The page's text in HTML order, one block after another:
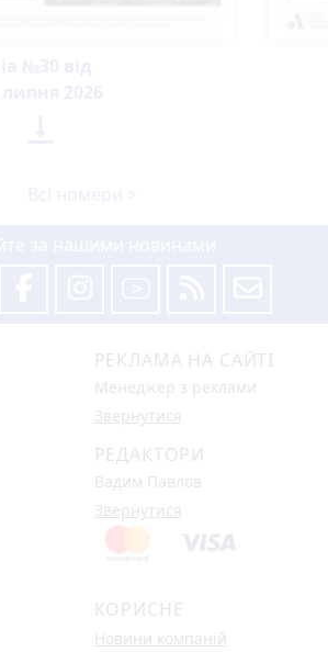
РЕКЛАМА НА САЙТІ
Менеджер з реклами
Звернутися
РЕДАКТОРИ
Вадим Павлов
Звернутися
КОРИСНЕ
Новини компаній